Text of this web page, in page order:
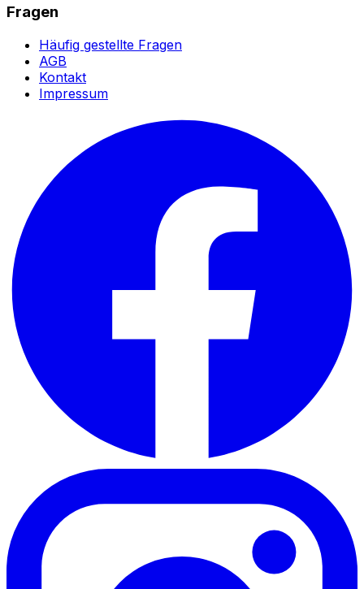
Fragen
Häufig gestellte Fragen
AGB
Kontakt
Impressum